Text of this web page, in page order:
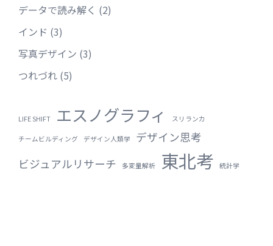
データで読み解く (2)
インド (3)
写真デザイン (3)
つれづれ (5)
LIFE SHIFT エスノグラフィ スリランカ
チームビルディング デザイン人類学
デザイン思考
ビジュアルリサーチ
多変量解析 東北考 統計学